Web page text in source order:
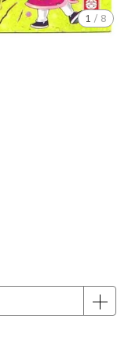
1 / 8